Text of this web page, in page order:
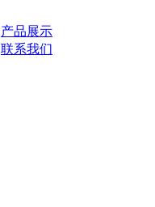
产品展示
联系我们